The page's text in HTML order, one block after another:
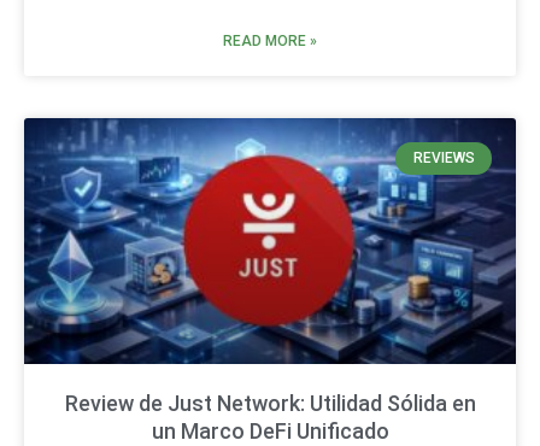
READ MORE »
REVIEWS
Review de Just Network: Utilidad Sólida en
un Marco DeFi Unificado